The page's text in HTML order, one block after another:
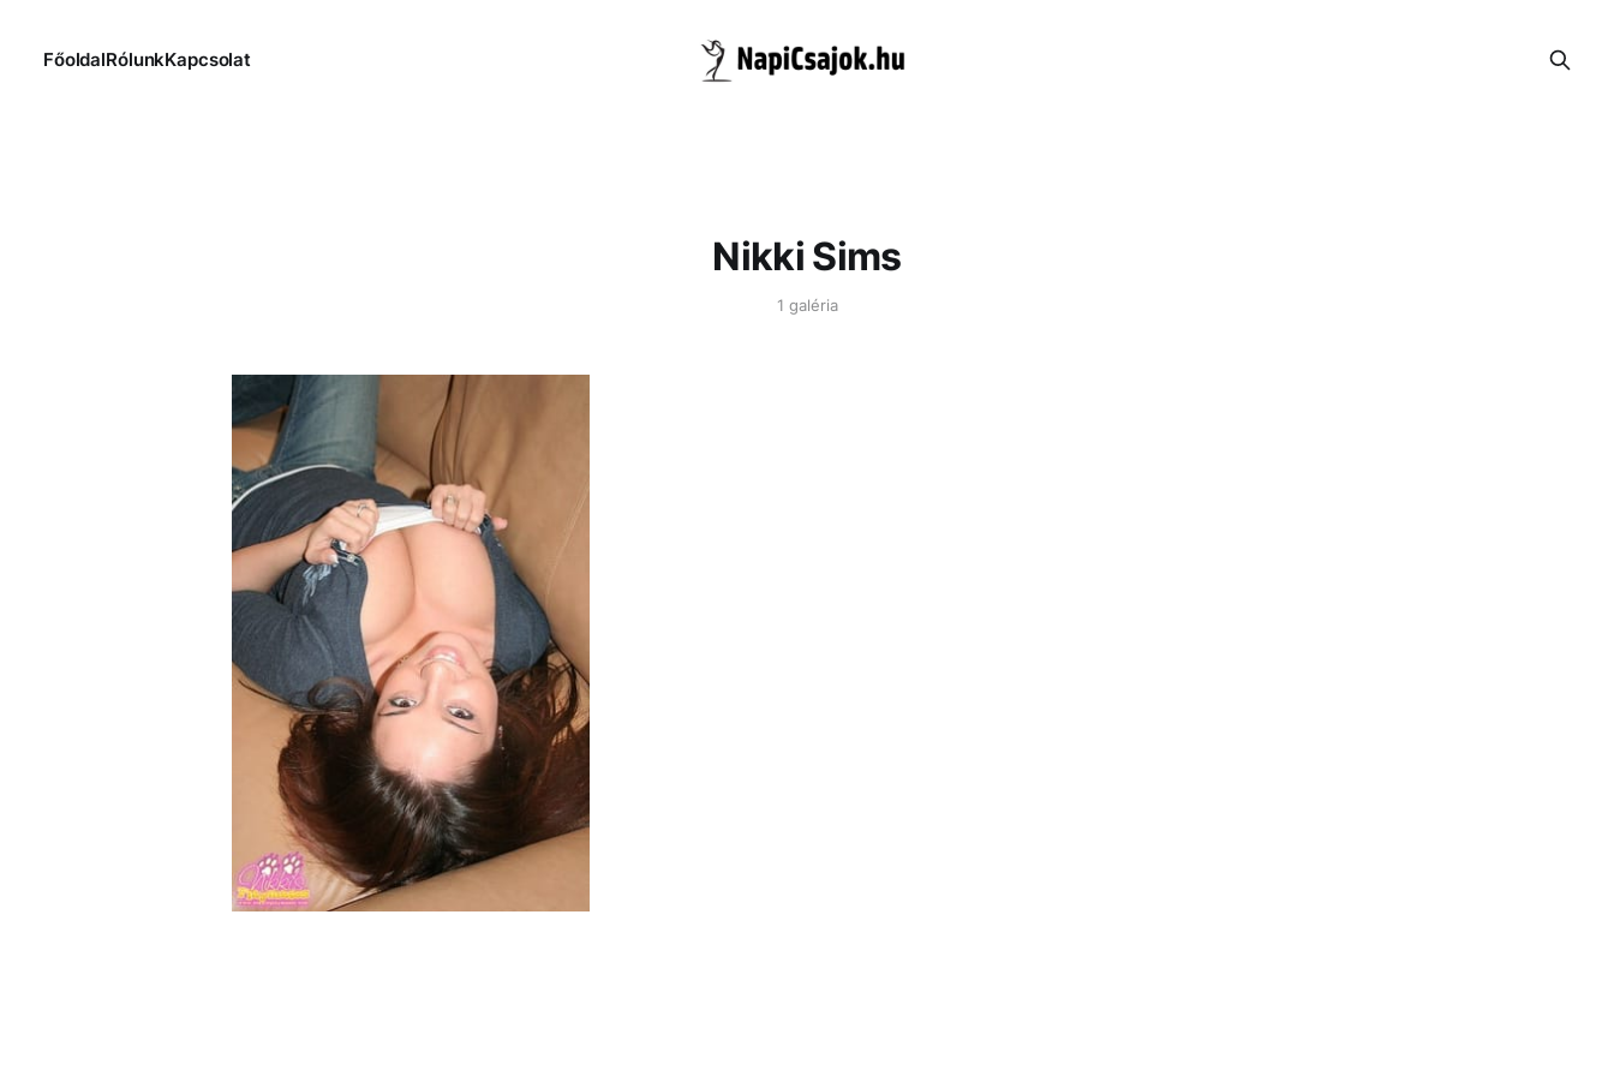
FőoldalRólunkKapcsolat
Nikki Sims
1 galéria